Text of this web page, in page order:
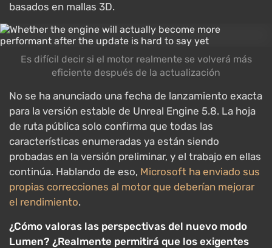
basados en mallas 3D.
Es difícil decir si el motor realmente se volverá más
eficiente después de la actualización
No se ha anunciado una fecha de lanzamiento exacta
para la versión estable de Unreal Engine 5.8. La hoja
de ruta pública solo confirma que todas las
características enumeradas ya están siendo
probadas en la versión preliminar, y el trabajo en ellas
continúa. Hablando de eso, Microsoft ha enviado sus
propias correcciones al motor que deberían mejorar
el rendimiento.
¿Cómo valoras las perspectivas del nuevo modo
Lumen? ¿Realmente permitirá que los exigentes